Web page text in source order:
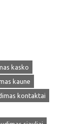
kasko
kaune
kontaktai